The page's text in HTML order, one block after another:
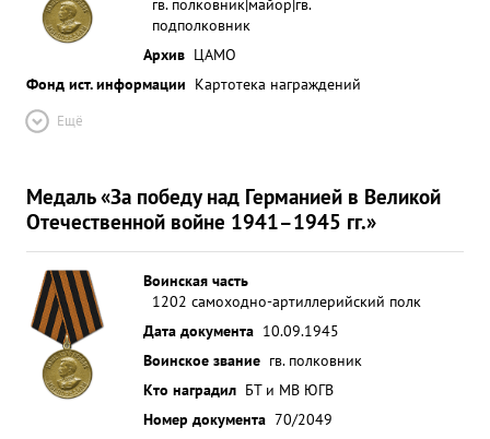
подполковник
Архив ЦАМО
Фонд ист. информации Картотека награждений
Ещё
Медаль «За победу над Германией в Великой
Отечественной войне 1941–1945 гг.»
Воинская часть
1202 самоходно-артиллерийский полк
Дата документа 10.09.1945
Воинское звание гв. полковник
Кто наградил БТ и МВ ЮГВ
Номер документа 70/2049